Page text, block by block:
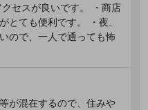
セスが良いです。 ・商店
とても便利です。 ・夜、
ので、一人で通っても怖
が混在するので、住みや